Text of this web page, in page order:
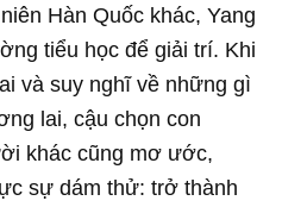
Hàn Quốc khác, Yang
tiểu học để giải trí. Khi
và suy nghĩ về những gì
lai, cậu chọn con
khác cũng mơ ước,
sự dám thử: trở thành